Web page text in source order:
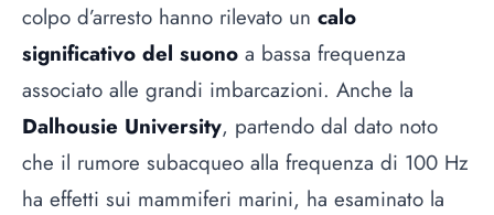
colpo d’arresto hanno rilevato un calo
significativo del suono a bassa frequenza
associato alle grandi imbarcazioni. Anche la
Dalhousie University, partendo dal dato noto
che il rumore subacqueo alla frequenza di 100 Hz
ha effetti sui mammiferi marini, ha esaminato la